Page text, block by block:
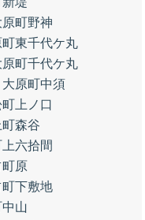
原町野神
町東千代ケ丸
原町千代ケ丸
大原町中須
上ノ口
森谷
六拾間
町原
町下敷地
山